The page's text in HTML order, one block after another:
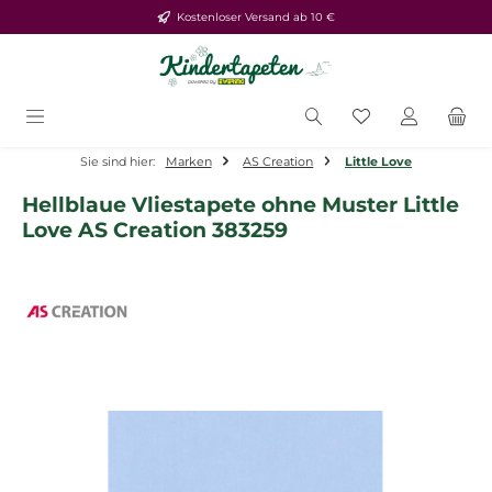
Zum Hauptinhalt springenKostenloser Versand ab 10 €
Du hast 0
Sie sind hier: Marken AS Creation Little Love
Hellblaue Vliestapete ohne Muster Little
Love AS Creation 383259